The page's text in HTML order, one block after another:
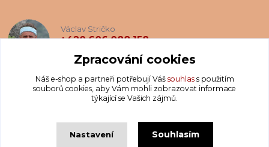
Václav Stričko
+420 606 088 158
info@krakatis.cz
Zpracování cookies
Náš e-shop a partneři potřebují Váš souhlass použitím
souborů cookies, aby Vám mohli zobrazovat informace
týkající se Vašich zájmů.
Nastavení Souhlasím